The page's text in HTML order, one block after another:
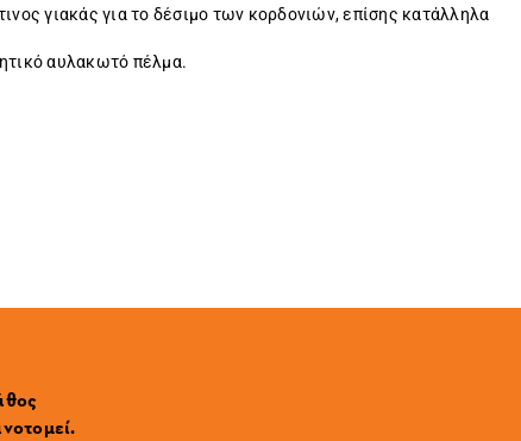
γιακάς για το δέσιμο των κορδονιών, επίσης κατάλληλα
αυλακωτό πέλμα.